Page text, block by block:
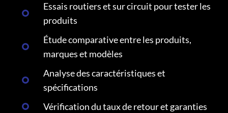
Essais routiers et sur circuit pour tester les
produits
Étude comparative entre les produits,
marques et modèles
Analyse des caractéristiques et
spécifications
Vérification du taux de retour et garanties